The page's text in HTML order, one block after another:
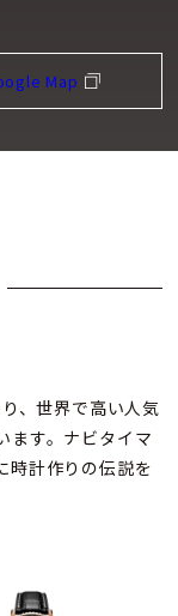
Map
、世界で高い人気
ます。ナビタイマ
時計作りの伝説を